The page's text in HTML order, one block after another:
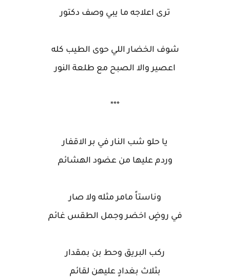
ترى اعلاجه ما يبي وصف دكتور
شوف الخضار اللي حوى الطيب كله
اعصير والا الصبح مع طلعة النور
***
يا حلو شب النار في بر الاقفار
وردم عليها من عضود الهشائم
وناستاً مامر مثله ولا صار
في روضٍ اخضر وجمل الطقس غائم
ركب البريق وحط بن بمقدار
بثلاث بغدادٍ عليهن لقائم